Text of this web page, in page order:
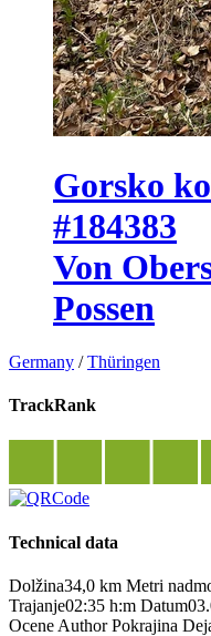
Gorsko
#184383
Von
Possen
Germany /Thüringen
TrackRank
Technical data
Dolžina34,0 km Metri
Trajanje02:35 h:m Datum
Ocene Author Pokrajina